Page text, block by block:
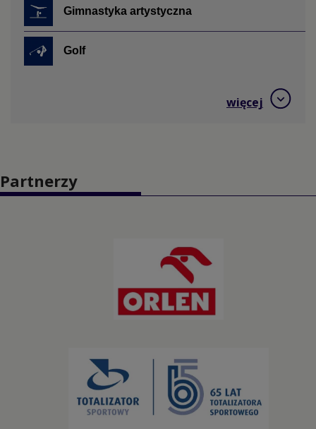
Gimnastyka artystyczna
Golf
Kajakarstwo górskie
Kolarstwo górskie
Kolarstwo szosowe
więcej
Partnerzy